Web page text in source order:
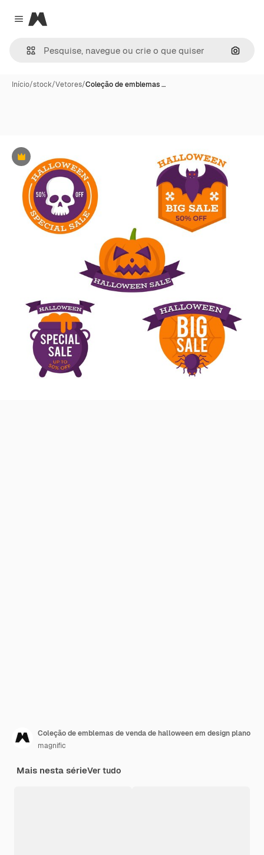
Close menu
Magnific
Início/stock/Vetores/Coleção de emblemas …
Premium
Coleção de emblemas de venda de halloween em design plano
magnific
Mais nesta sérieVer tudo